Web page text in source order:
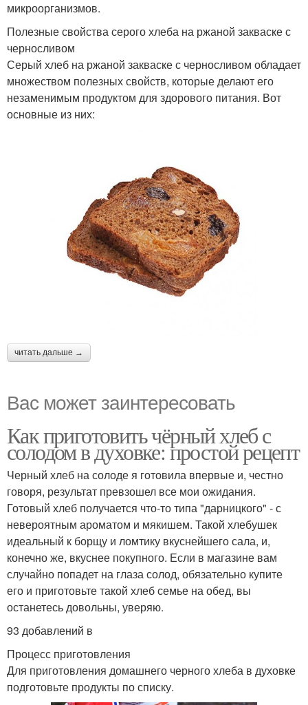
микроорганизмов.
Полезные свойства серого хлеба на ржаной закваске с
черносливом
Серый хлеб на ржаной закваске с черносливом обладает
множеством полезных свойств, которые делают его
незаменимым продуктом для здорового питания. Вот
основные из них:
читать дальше →
Вас может заинтересовать
Как приготовить чёрный хлеб с
солодом в духовке: простой рецепт
Черный хлеб на солоде я готовила впервые и, честно
говоря, результат превзошел все мои ожидания.
Готовый хлеб получается что-то типа "дарницкого" - с
невероятным ароматом и мякишем. Такой хлебушек
идеальный к борщу и ломтику вкуснейшего сала, и,
конечно же, вкуснее покупного. Если в магазине вам
случайно попадет на глаза солод, обязательно купите
его и приготовьте такой хлеб семье на обед, вы
останетесь довольны, уверяю.
93 добавлений в
Процесс приготовления
Для приготовления домашнего черного хлеба в духовке
подготовьте продукты по списку.